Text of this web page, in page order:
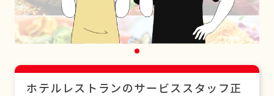
ホテルレストランのサービススタッフ正